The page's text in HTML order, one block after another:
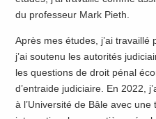
du professeur Mark Pieth.
Après mes études, j’ai
j’ai soutenu les autorités
les questions de droit pénal
d’entraide judiciaire. En 2022,
à l’Université de Bâle avec